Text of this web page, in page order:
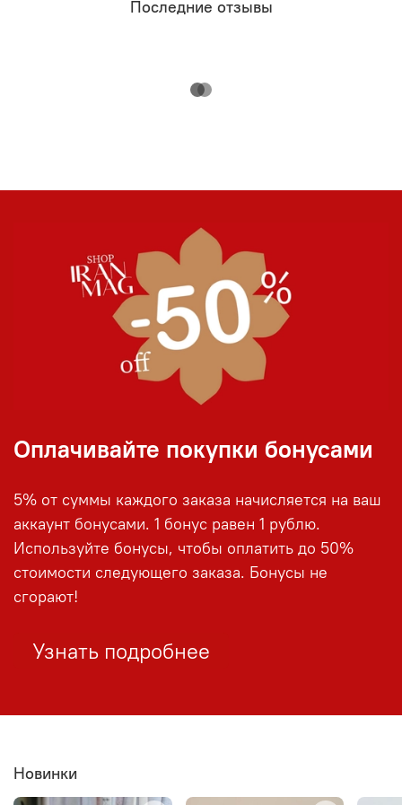
Последние отзывы
Оплачивайте покупки бонусами
5% от суммы каждого заказа начисляется на ваш
аккаунт бонусами. 1 бонус равен 1 рублю.
Используйте бонусы, чтобы оплатить до 50%
стоимости следующего заказа. Бонусы не
сгорают!
Узнать подробнее
Новинки